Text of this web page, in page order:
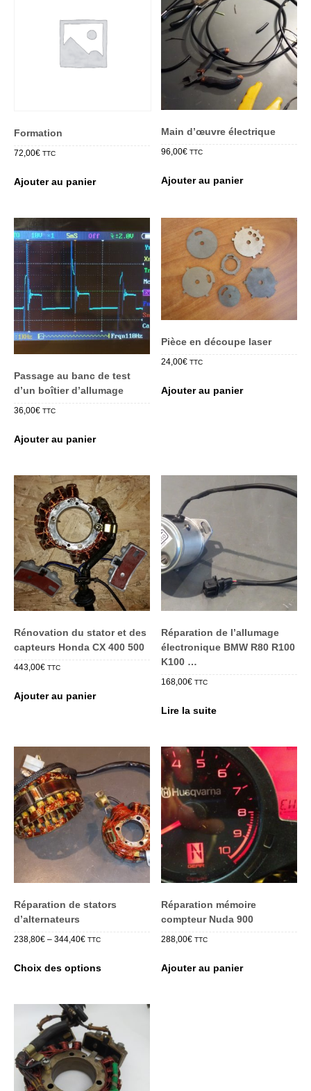
Formation
72,00€ TTC
Ajouter au panier
Main d’œuvre électrique
96,00€ TTC
Ajouter au panier
Passage au banc de test
d’un boîtier d’allumage
36,00€ TTC
Ajouter au panier
Pièce en découpe laser
24,00€ TTC
Ajouter au panier
Rénovation du stator et des
capteurs Honda CX 400 500
443,00€ TTC
Ajouter au panier
Réparation de l’allumage
électronique BMW R80 R100
K100 …
168,00€ TTC
Lire la suite
Réparation de stators
d’alternateurs
238,80€ – 344,40€ TTC
Choix des optionsproduit
Les
options
peuvent
être
choisies
Réparation mémoire
compteur Nuda 900
288,00€ TTC
Ajouter au panier